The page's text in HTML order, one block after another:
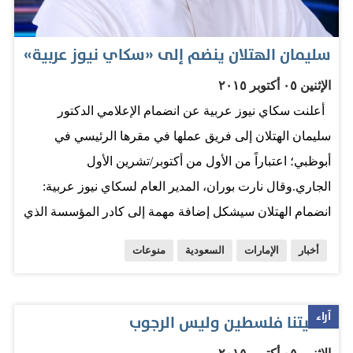
الشؤون الاقتصادية والتنمية سيد أحمد الرايس، ومعالي وزير
المالية المختار ولد اجاي، ومعالي مدير ديوان فخامة الرئيس
والسفير لدى المملكة محمد محمود الأمين. المصدر: صحيفة
سليمان الهتلان ينضم إلى «سكاي نيوز عربية»
الإثنين ٠٥ أكتوبر ٢٠١٥
أعلنت سكاي نيوز عربية عن انضمام الإعلامي الدكتور
سليمان الهتلان إلى فريق عملها في مقرها الرئيسي في
أبوظبي؛ اعتباراً من الأول من أكتوبر/تشرين الأول
الجاري.وقال نارت بوران، المدير العام لسكاي نيوز عربية:
انضمام الهتلان سيشكل إضافة مهمة إلى كادر المؤسسة الذي
مبتكر على الشاشة، ضمن إطلالة جديدة سيتم الإعلان عن
أخبار الإمارات السعودية منوعات
آراء
قضيتنا فلسطين وليس الرجوب